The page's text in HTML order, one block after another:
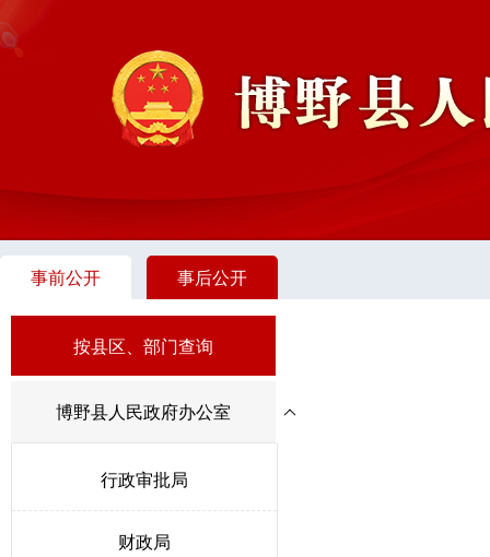
事前公开 事后公开
按县区、部门查询
博野县人民政府办公室
行政审批局
财政局